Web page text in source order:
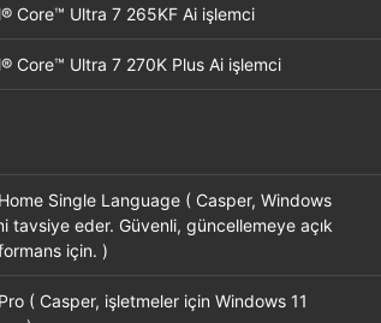
Core™ Ultra 7 265KF Ai işlemci
Core™ Ultra 7 270K Plus Ai işlemci
Single Language ( Casper, Windows
tavsiye eder. Güvenli, güncellemeye açık
için. )
( Casper, işletmeler için Windows 11